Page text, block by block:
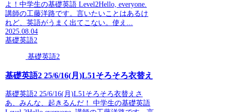
よ！中学生の基礎英語 Level2Hello, everyone.
講師の工藤洋路です。言いたいことはあるけ
れど、英語がうまく出てこない。使え...
2025.08.04
基礎英語2
基礎英語2
基礎英語2 25/6/16(月)L51そろそろ衣替え
基礎英語2 25/6/16(月)L51そろそろ衣替えさ
あ、みんな、起きるんだ！ 中学生の基礎英語